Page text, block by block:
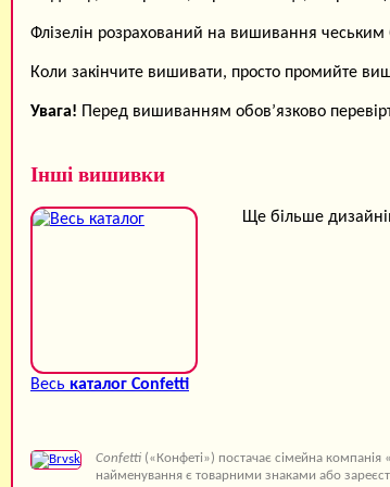
Флізелін розрахований на вишивання
Коли закінчите вишивати, просто промийте
Увага! Перед вишиванням обов’язково
Інші вишивки
Весь каталог Confetti
Ще більше
Confetti(«Конфеті») постачає сімейна компанія «
найменування є товарними знаками або